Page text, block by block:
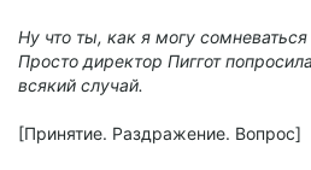
Ну что ты, как я могу
Просто директор Пиггот
всякий случай.
[Принятие. Раздражение. Вопрос]